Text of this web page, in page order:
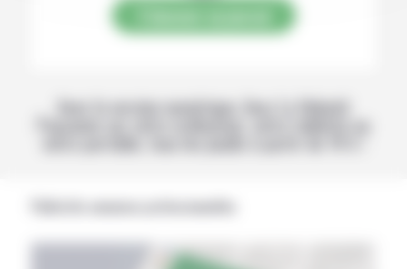
Avec la version numérique, lisez La Volonté
Paysanne sur votre ordinateur, votre tablette ou